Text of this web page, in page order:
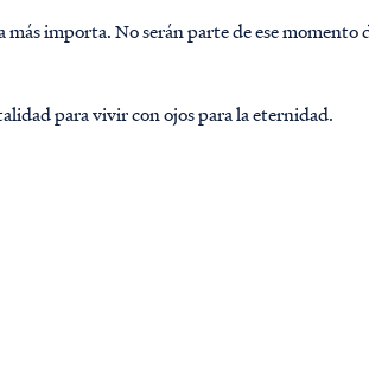
más importa. No serán parte de ese
para vivir con ojos para la eternidad.